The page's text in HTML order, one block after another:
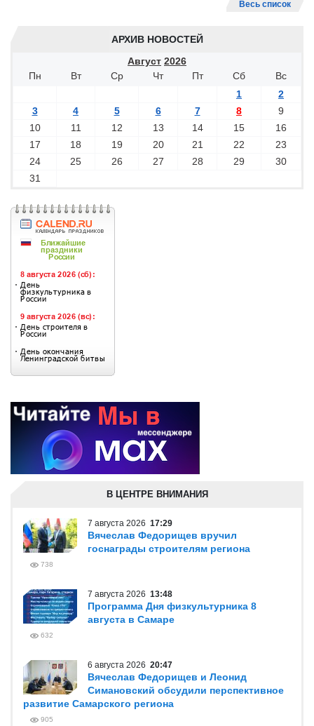
Весь список
АРХИВ НОВОСТЕЙ
Август 2026
Пн
Вт Ср Чт Пт Сб
Вс
1
2
3
4 5 6 7 8
9
10
11 12 13 14 15
16
17
18 19 20 21 22
23
24
25 26 27 28 29
30
31
В ЦЕНТРЕ ВНИМАНИЯ
7 августа 2026 17:29
Вячеслав Федорищев вручил
госнаграды строителям региона
738
7 августа 2026 13:48
Программа Дня физкультурника 8
августа в Самаре
632
6 августа 2026 20:47
Вячеслав Федорищев и Леонид
Симановский обсудили перспективное
развитие Самарского региона
905